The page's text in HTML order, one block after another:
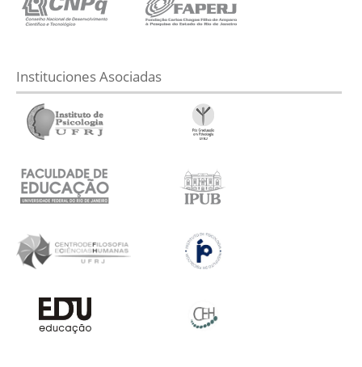
Instituciones Asociadas